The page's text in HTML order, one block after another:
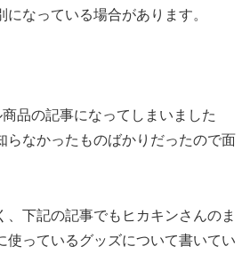
になっている場合があります。
品の記事になってしまいました
らなかったものばかりだったので面
、下記の記事でもヒカキンさんのま
使っているグッズについて書いてい